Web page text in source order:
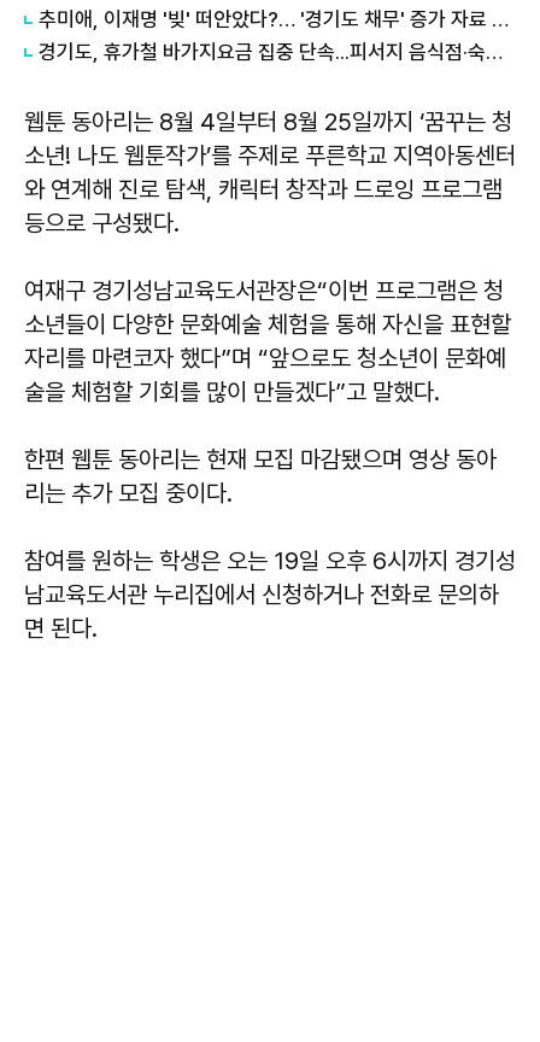
추미애, 이재명 '빚' 떠안았다?… '경기도 채무' 증가 자료 실시간 확산
경기도, 휴가철 바가지요금 집중 단속...피서지 음식점·숙박업소 현장점검
웹툰 동아리는 8월 4일부터 8월 25일까지 ‘꿈꾸는 청
소년! 나도 웹툰작가’를 주제로 푸른학교 지역아동센터
와 연계해 진로 탐색, 캐릭터 창작과 드로잉 프로그램
등으로 구성됐다.
여재구 경기성남교육도서관장은“이번 프로그램은 청
소년들이 다양한 문화예술 체험을 통해 자신을 표현할
자리를 마련코자 했다”며 “앞으로도 청소년이 문화예
술을 체험할 기회를 많이 만들겠다”고 말했다.
한편 웹툰 동아리는 현재 모집 마감됐으며 영상 동아
리는 추가 모집 중이다.
참여를 원하는 학생은 오는 19일 오후 6시까지 경기성
남교육도서관 누리집에서 신청하거나 전화로 문의하
면 된다.